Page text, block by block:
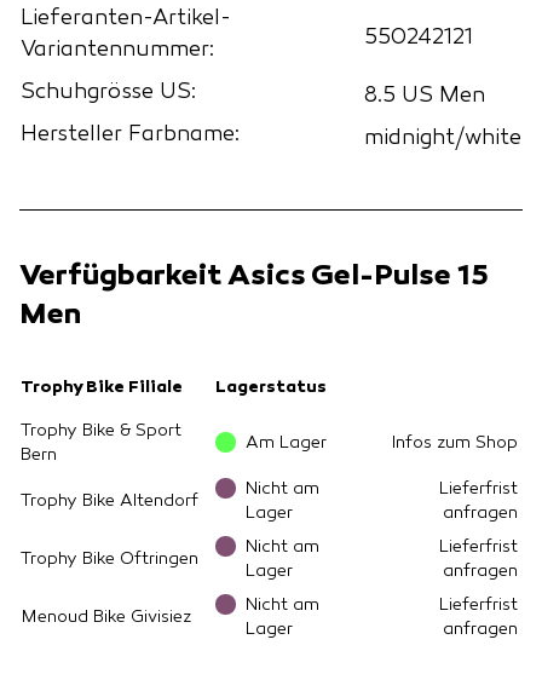
Lieferanten-Artikel-
Variantennummer:
550242121
Schuhgrösse US:
8.5 US Men
Hersteller Farbname:
midnight/white
Verfügbarkeit Asics Gel-Pulse 15
Men
Trophy Bike Filiale Lagerstatus
Trophy Bike & Sport
Bern
Am Lager Infos zum Shop
Trophy Bike Altendorf
Nicht am
Lager
Lieferfrist
anfragen
Trophy Bike Oftringen
Nicht am
Lager
Lieferfrist
anfragen
Menoud Bike Givisiez
Nicht am
Lager
Lieferfrist
anfragen